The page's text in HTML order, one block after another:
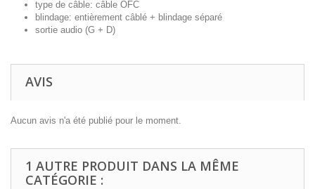
type de câble: câble OFC
blindage: entièrement câblé + blindage séparé
sortie audio (G + D)
AVIS
Aucun avis n'a été publié pour le moment.
1 AUTRE PRODUIT DANS LA MÊME
CATÉGORIE :